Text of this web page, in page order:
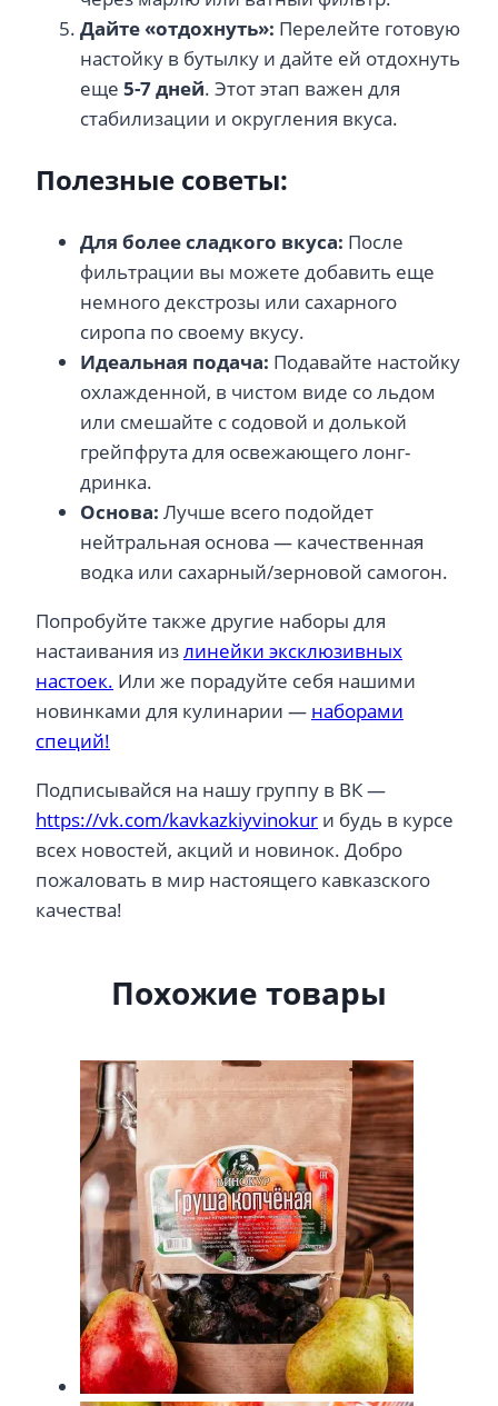
Дайте «отдохнуть»: Перелейте готовую
настойку в бутылку и дайте ей отдохнуть
еще 5-7 дней. Этот этап важен для
стабилизации и округления вкуса.
Полезные советы:
Для более сладкого вкуса: После
фильтрации вы можете добавить еще
немного декстрозы или сахарного
сиропа по своему вкусу.
Идеальная подача: Подавайте настойку
охлажденной, в чистом виде со льдом
или смешайте с содовой и долькой
грейпфрута для освежающего лонг-
дринка.
Основа: Лучше всего подойдет
нейтральная основа — качественная
водка или сахарный/зерновой самогон.
Попробуйте также другие наборы для
настаивания излинейки эксклюзивных
настоек. Или же порадуйте себя нашими
новинками для кулинарии — наборами
специй!
Подписывайся на нашу группу в ВК —
https://vk.com/kavkazkiyvinokur и будь в курсе
всех новостей, акций и новинок. Добро
пожаловать в мир настоящего кавказского
качества!
Похожие товары